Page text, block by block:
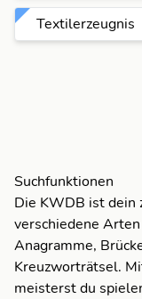
Textilerzeugnis
Suchfunktionen
Die KWDB ist dein
verschiedene
Anagramme,
Kreuzworträtsel.
meisterst du